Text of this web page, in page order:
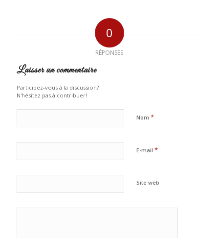
0
RÉPONSES
Laisser un commentaire
Participez-vous à la discussion?
N'hésitez pas à contribuer!
Nom *
E-mail *
Site web